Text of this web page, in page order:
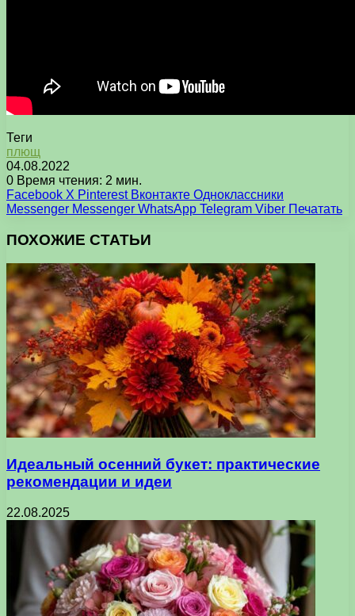
Теги
плющ
04.08.2022
0 Время чтения: 2 мин.
Facebook X Pinterest Вконтакте Одноклассники
Messenger Messenger WhatsApp Telegram Viber Печатать
ПОХОЖИЕ СТАТЬИ
Идеальный осенний букет: практические
рекомендации и идеи
22.08.2025